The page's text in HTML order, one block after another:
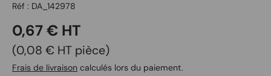
Réf : DA_142978
Prix habituel
0,67 € HT
Prix unitaire
0,08 € HT pièce
Frais de livraison calculés lors du paiement.